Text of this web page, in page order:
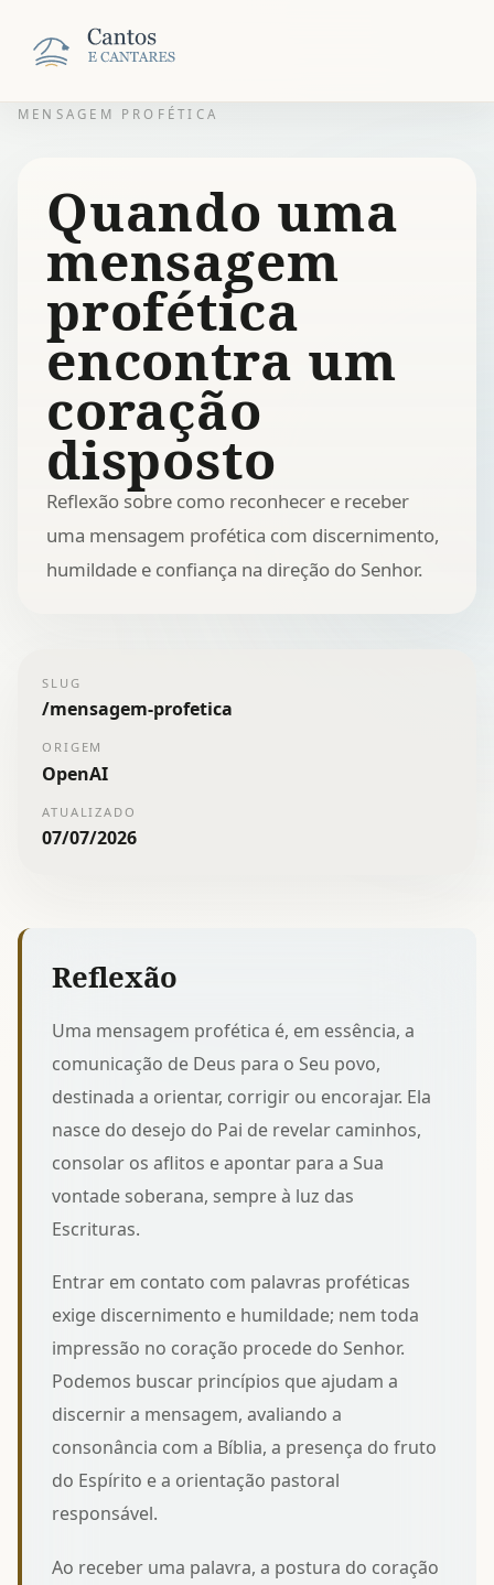
MENSAGEM PROFÉTICA
Quando uma
mensagem
profética
encontra um
coração
disposto
Reflexão sobre como reconhecer e receber
uma mensagem profética com discernimento,
humildade e confiança na direção do Senhor.
SLUG
/mensagem-profetica
ORIGEM
OpenAI
ATUALIZADO
07/07/2026
Reflexão
Uma mensagem profética é, em essência, a
comunicação de Deus para o Seu povo,
destinada a orientar, corrigir ou encorajar. Ela
nasce do desejo do Pai de revelar caminhos,
consolar os aflitos e apontar para a Sua
vontade soberana, sempre à luz das
Escrituras.
Entrar em contato com palavras proféticas
exige discernimento e humildade; nem toda
impressão no coração procede do Senhor.
Podemos buscar princípios que ajudam a
discernir a mensagem, avaliando a
consonância com a Bíblia, a presença do fruto
do Espírito e a orientação pastoral
responsável.
Ao receber uma palavra, a postura do coração